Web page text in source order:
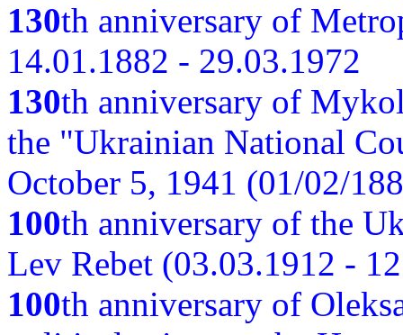
130th anniversary of
14.01.1882 - 29.03.1972
130th anniversary of
the "Ukrainian National
October 5, 1941 (01/02/
100th anniversary of the
Lev Rebet (03.03.1912 -
100th anniversary of